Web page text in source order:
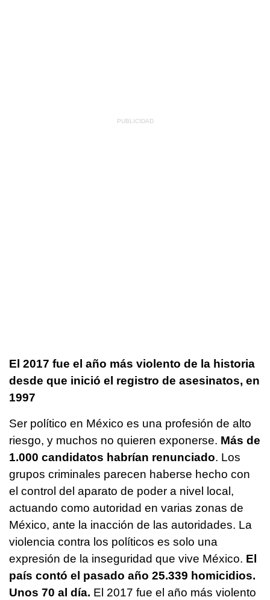
El 2017 fue el año más violento de la historia
desde que inició el registro de asesinatos, en
1997
Ser político en México es una profesión de alto
riesgo, y muchos no quieren exponerse. Más de
1.000 candidatos habrían renunciado. Los
grupos criminales parecen haberse hecho con
el control del aparato de poder a nivel local,
actuando como autoridad en varias zonas de
México, ante la inacción de las autoridades. La
violencia contra los políticos es solo una
expresión de la inseguridad que vive México. El
país contó el pasado año 25.339 homicidios.
Unos 70 al día. El 2017 fue el año más violento